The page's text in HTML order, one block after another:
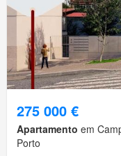
275 000 €
Apartamento em
Porto